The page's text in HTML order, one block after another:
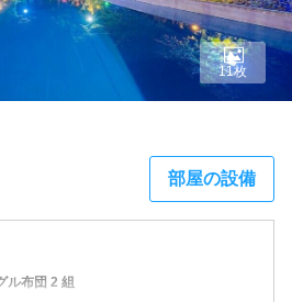
部屋の設備
11枚
ル布団 2 組